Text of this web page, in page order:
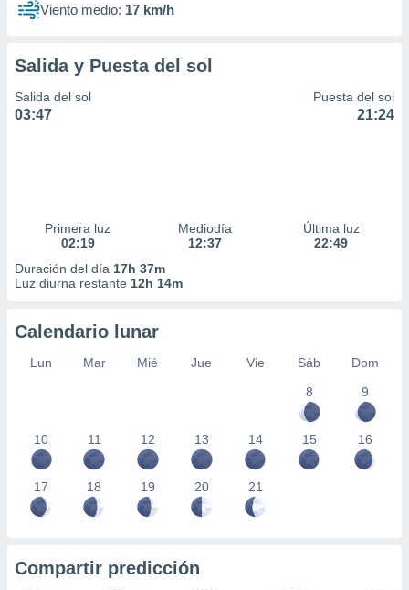
Viento medio: 17 km/h
Salida y Puesta del sol
Salida del sol
03:47
Puesta del sol
21:24
Primera luz
02:19
Mediodía
12:37
Última luz
22:49
Duración del día 17h 37m
Luz diurna restante 12h 14m
Calendario lunar
Lun Mar Mié Jue Vie Sáb
Dom
8
9
10 11 12 13 14 15 16
17 18 19 20 21
Compartir predicción